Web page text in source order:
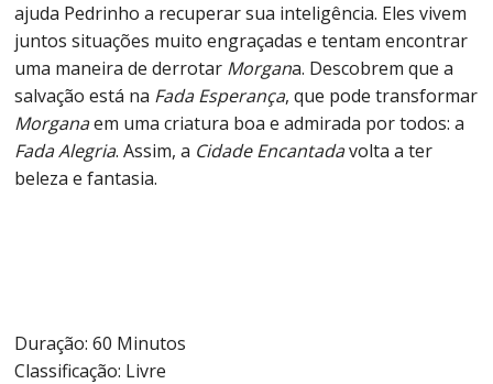
ajuda Pedrinho a recuperar sua inteligência. Eles vivem
juntos situações muito engraçadas e tentam encontrar
uma maneira de derrotar Morgana. Descobrem que a
salvação está na Fada Esperança, que pode transformar
Morganaem uma criatura boa e admirada por todos: a
Fada Alegria. Assim, a Cidade Encantadavolta a ter
beleza e fantasia.
Duração: 60 Minutos
Classificação: Livre